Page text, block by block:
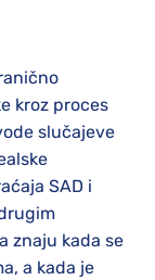
kroz proces
slučajeve
SAD i
znaju kada se
a kada je